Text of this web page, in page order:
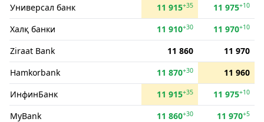
Универсал банк
11 915+35 11 975+10
Халқ банки 11 910+30 11 970+10
Ziraat Bank 11 860
11 970
Hamkorbank
11 870+30
11 960
ИнфинБанк
11 915+35 11 975+10
MyBank 11 860+30 11 970+5